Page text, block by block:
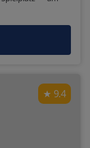
9.4